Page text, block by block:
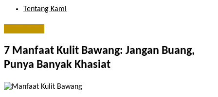
Tentang Kami
7 Manfaat Kulit Bawang: Jangan Buang,
Punya Banyak Khasiat